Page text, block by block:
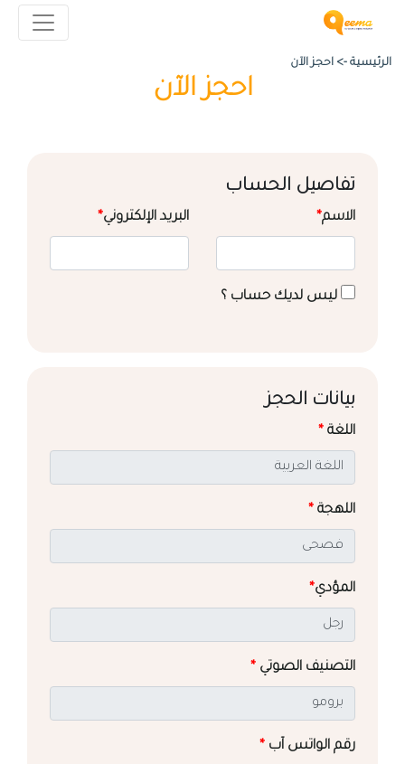
الرئيسية -> احجز الآن
احجز الآن
تفاصيل الحساب
الاسم* البريد الإلكتروني*
ليس لديك حساب ؟
بيانات الحجز
اللغة *
اللهجة *
المؤدي*
التصنيف الصوتي *
رقم الواتس آب *